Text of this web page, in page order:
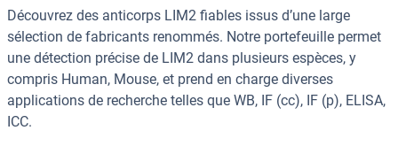
Découvrez des anticorps LIM2 fiables issus d’une large
sélection de fabricants renommés. Notre portefeuille permet
une détection précise de LIM2 dans plusieurs espèces, y
compris Human, Mouse, et prend en charge diverses
applications de recherche telles que WB, IF (cc), IF (p), ELISA,
ICC.